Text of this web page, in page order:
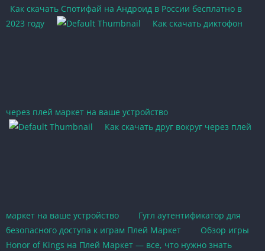
Как скачать Спотифай на Андроид в России бесплатно в
2023 году
Как скачать диктофон
через плей маркет на ваше устройство
Как скачать друг вокруг через плей
маркет на ваше устройство
Гугл аутентификатор для
безопасного доступа к играм Плей Маркет
Обзор игры
Honor of Kings на Плей Маркет — все, что нужно знать